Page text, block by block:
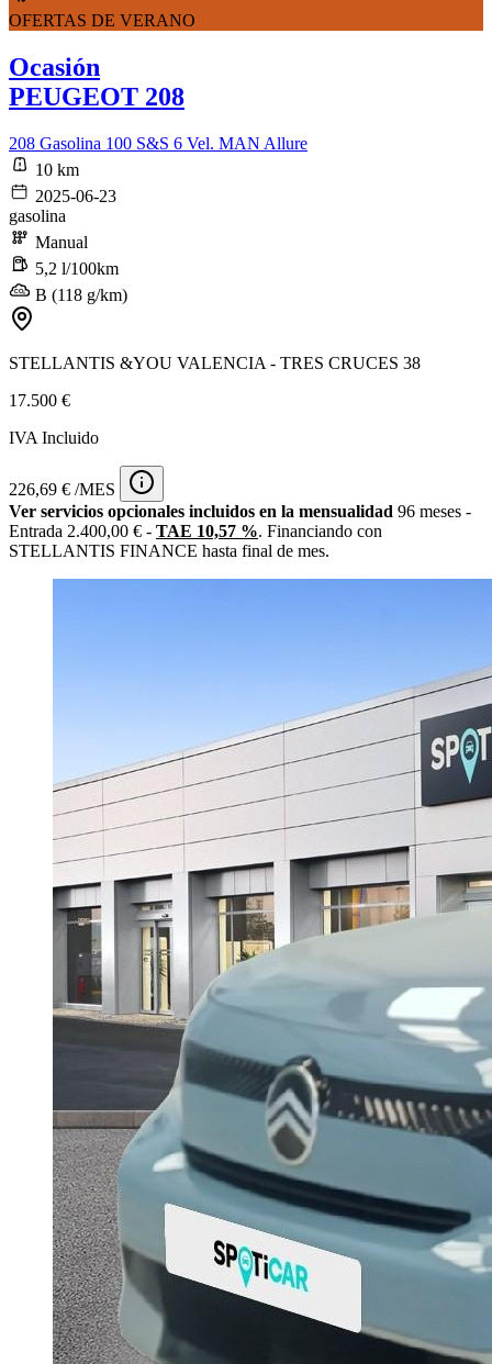
OFERTAS DE VERANO
Ocasión
PEUGEOT 208
208 Gasolina 100 S&S 6 Vel. MAN Allure
10 km
2025-06-23
gasolina
Manual
5,2 l/100km
B (118 g/km)
STELLANTIS &YOU VALENCIA - TRES CRUCES 38
17.500 €
IVA Incluido
226,69 € /MES
Ver servicios opcionales incluidos en la mensualidad 96 meses -
Entrada 2.400,00 € - TAE 10,57 %. Financiando con
STELLANTIS FINANCE hasta final de mes.